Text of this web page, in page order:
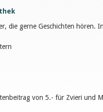
die gerne Geschichten hören.
von 5.- für Zvieri und